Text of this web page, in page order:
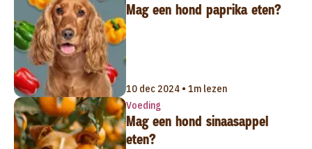
Mag een hond paprika eten?
10 dec 2024 • 1m lezen
Voeding
Mag een hond sinaasappel
eten?